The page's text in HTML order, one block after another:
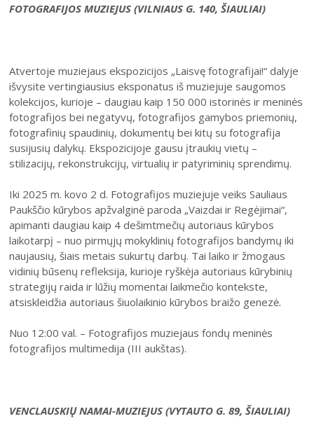
2020 (XVII festivalis)
2004–2017 m. festivalis
FOTOGRAFIJOS MUZIEJUS (VILNIAUS G. 140, ŠIAULIAI)
Atvertoje muziejaus ekspozicijos „Laisvę fotografijai!“ dalyje
išvysite vertingiausius eksponatus iš muziejuje saugomos
kolekcijos, kurioje – daugiau kaip 150 000 istorinės ir meninės
fotografijos bei negatyvų, fotografijos gamybos priemonių,
fotografinių spaudinių, dokumentų bei kitų su fotografija
susijusių dalykų. Ekspozicijoje gausu įtraukių vietų –
stilizacijų, rekonstrukcijų, virtualių ir patyriminių sprendimų.
Iki 2025 m. kovo 2 d. Fotografijos muziejuje veiks Sauliaus
Paukščio kūrybos apžvalginė paroda „Vaizdai ir Regėjimai“,
apimanti daugiau kaip 4 dešimtmečių autoriaus kūrybos
laikotarpį – nuo pirmųjų mokyklinių fotografijos bandymų iki
naujausių, šiais metais sukurtų darbų. Tai laiko ir žmogaus
vidinių būsenų refleksija, kurioje ryškėja autoriaus kūrybinių
strategijų raida ir lūžių momentai laikmečio kontekste,
atsiskleidžia autoriaus šiuolaikinio kūrybos braižo genezė.
Nuo 12:00 val. – Fotografijos muziejaus fondų meninės
fotografijos multimedija (III aukštas).
VENCLAUSKIŲ NAMAI-MUZIEJUS (VYTAUTO G. 89, ŠIAULIAI)